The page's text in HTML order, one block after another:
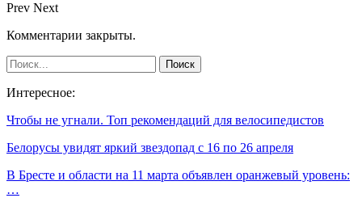
Prev Next
Комментарии закрыты.
Интересное:
Чтобы не угнали. Топ рекомендаций для велосипедистов
Белорусы увидят яркий звездопад с 16 по 26 апреля
В Бресте и области на 11 марта объявлен оранжевый уровень:
…